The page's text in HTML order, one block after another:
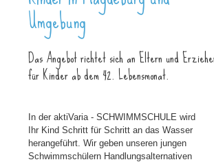
Umgebung
Das Angebot richtet sich an Eltern und
für Kinder ab dem 42. Lebensmonat.
In der aktiVaria - SCHWIMMSCHULE wird
Ihr Kind Schritt für Schritt an das Wasser
herangeführt. Wir geben unseren jungen
Schwimmschülern Handlungsalternativen